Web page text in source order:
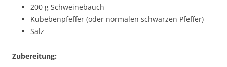
200 g Schweinebauch
Kubebenpfeffer (oder normalen schwarzen Pfeffer)
Salz
Zubereitung: